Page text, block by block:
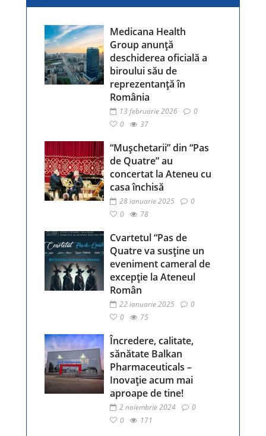
Medicana Health
Group anunță
deschiderea oficială a
biroului său de
reprezentanță în
România
13 februarie 2026
0
0
37
“Mușchetarii” din “Pas
de Quatre” au
concertat la Ateneu cu
casa închisă
28 ianuarie 2025
0
0
78
Cvartetul “Pas de
Quatre va susține un
eveniment cameral de
excepție la Ateneul
Român
22 ianuarie 2025
0
0
75
Încredere, calitate,
sănătate Balkan
Pharmaceuticals –
Inovație acum mai
aproape de tine!
2 noiembrie 2024
0
0
171